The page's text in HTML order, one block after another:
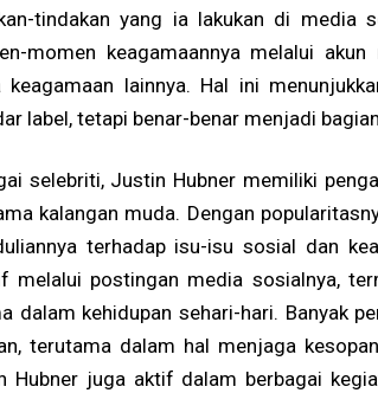
tindakan yang ia lakukan di media
momen keagamaannya melalui
keagamaan lainnya. Hal ini
label, tetapi benar-benar menjadi
selebriti, Justin Hubner memiliki
kalangan muda. Dengan
terhadap isu-isu sosial dan
melalui postingan media sosialnya,
dalam kehidupan sehari-hari. Banyak
terutama dalam hal menjaga
Hubner juga aktif dalam berbagai